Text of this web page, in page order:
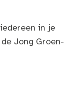
in je
Jong Groen-